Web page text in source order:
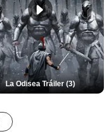
La Odisea Tráiler (3)